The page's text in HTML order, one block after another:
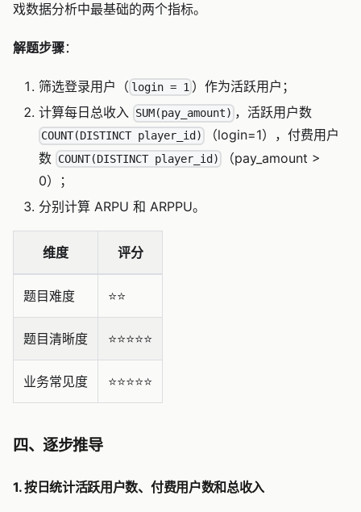
戏数据分析中最基础的两个指标。
解题步骤：
筛选登录用户（ login = 1 ）作为活跃用户；
计算每日总收入 SUM(pay_amount) ，活跃用户数
COUNT(DISTINCT player_id)
（login=1），付费用户
数 COUNT(DISTINCT player_id)
（pay_amount >
0）；
分别计算 ARPU 和 ARPPU。
维度 评分
题目难度 ⭐️⭐️
题目清晰度 ⭐️⭐️⭐️⭐️⭐️
业务常见度 ⭐️⭐️⭐️⭐️⭐️
四、逐步推导
1. 按日统计活跃用户数、付费用户数和总收入